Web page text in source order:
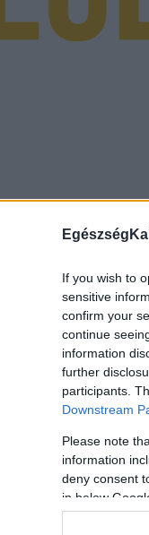
If you wish to
sensitive
confirm your
continue
information
further
participants.
Downstream
Please note
information
deny consent
in below